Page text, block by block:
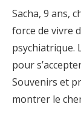
Sacha, 9 ans,
force de vivre
psychiatrique.
pour
Souvenirs et
montrer le